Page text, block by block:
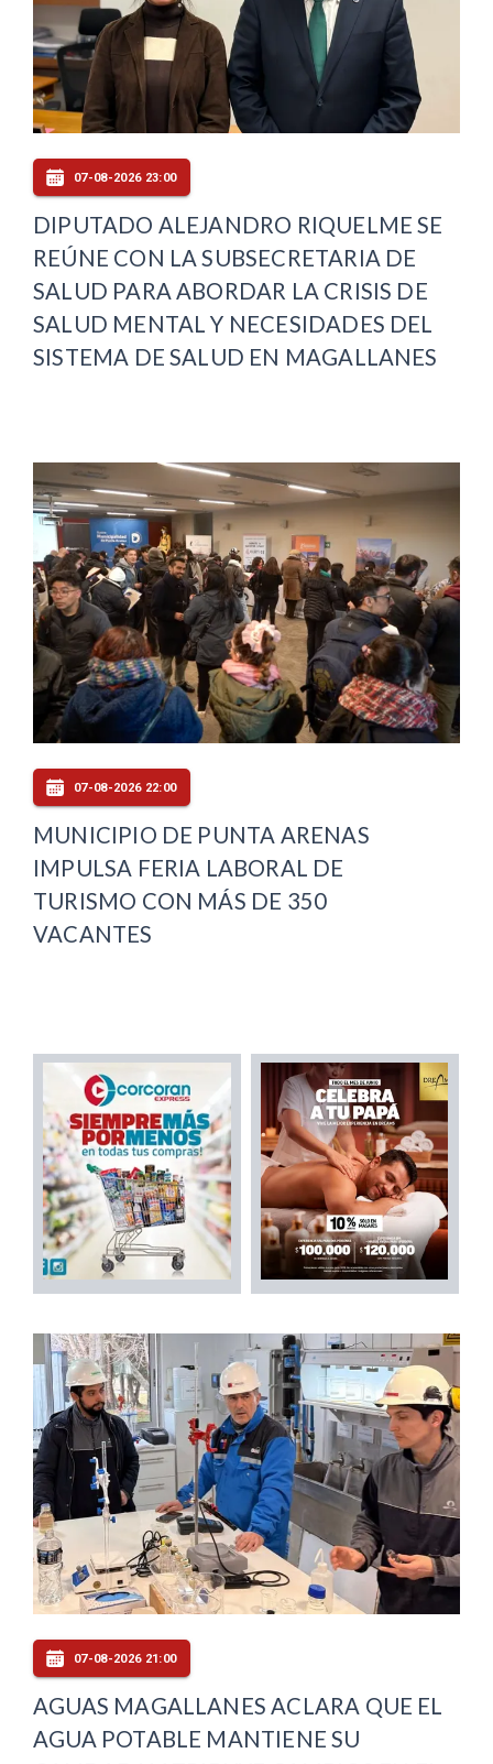
07-08-2026 23:00
DIPUTADO ALEJANDRO RIQUELME SE
REÚNE CON LA SUBSECRETARIA DE
SALUD PARA ABORDAR LA CRISIS DE
SALUD MENTAL Y NECESIDADES DEL
SISTEMA DE SALUD EN MAGALLANES
07-08-2026 22:00
MUNICIPIO DE PUNTA ARENAS
IMPULSA FERIA LABORAL DE
TURISMO CON MÁS DE 350
VACANTES
07-08-2026 21:00
AGUAS MAGALLANES ACLARA QUE EL
AGUA POTABLE MANTIENE SU